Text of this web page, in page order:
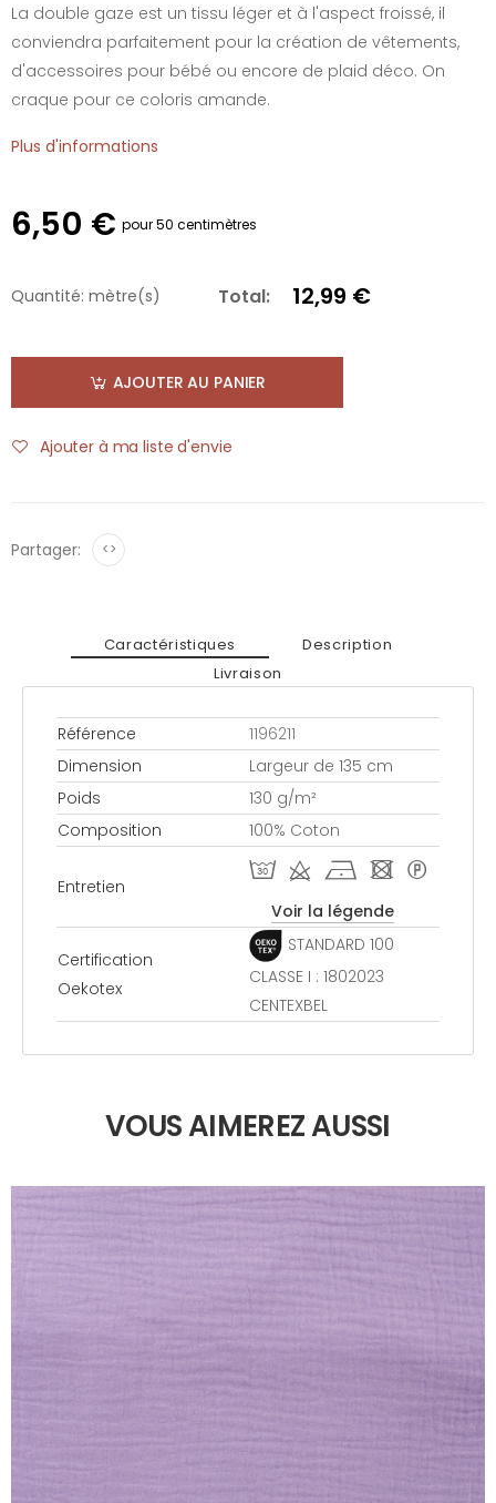
La double gaze est un tissu léger et à l'aspect froissé, il
conviendra parfaitement pour la création de vêtements,
d'accessoires pour bébé ou encore de plaid déco. On
craque pour ce coloris amande.
Plus d'informations
6,50 € pour 50 centimètres
Quantité: mètre(s) Total: 12,99 €
AJOUTER AU PANIER
Ajouter à ma liste d'envie
Partager: <>
Caractéristiques
Description
Livraison
Référence
1196211
Dimension
Largeur de 135 cm
Poids
130 g/m²
Composition
100% Coton
Entretien
T d h - *
Voir la légende
Certification
Oekotex
STANDARD 100
CLASSE I : 1802023
CENTEXBEL
VOUS AIMEREZ AUSSI